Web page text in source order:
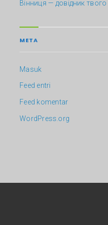
Вінниця — довідник твого
META
Masuk
Feed entri
Feed komentar
WordPress.org